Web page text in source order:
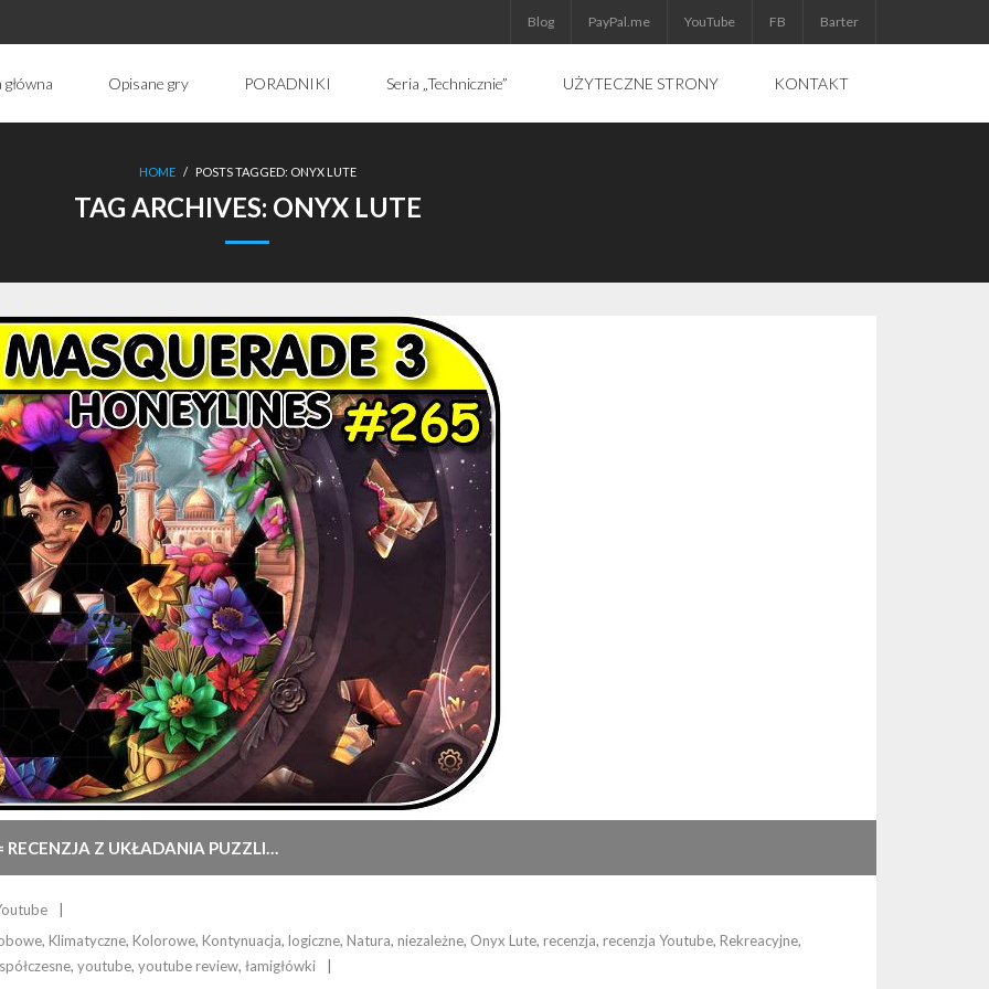
Blog PayPal.me YouTube FB Barter
Opisane gry PORADNIKI Seria „Technicznie” UŻYTECZNE STRONY KONTAKT
HOME / POSTS TAGGED: ONYX LUTE
TAG ARCHIVES: ONYX LUTE
RECENZJA Z UKŁADANIA PUZZLI…
, Klimatyczne, Kolorowe, Kontynuacja, logiczne, Natura, niezależne, Onyx Lute, recenzja, recenzja Youtube, Rekreacyjne,
, youtube, youtube review, łamigłówki